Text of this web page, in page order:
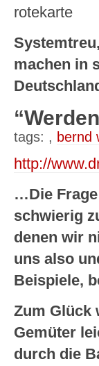
machen in
tags: , bernd
http://
…Die
schwierig
denen wir
uns also
Beispiele,
Zum Glück
Gemüter
durch die